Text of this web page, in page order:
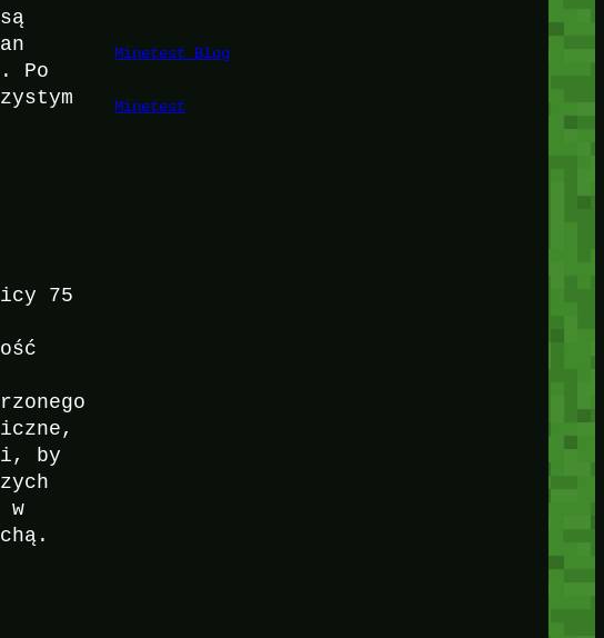
Po
75
by
w
Minetest Blog
Minetest